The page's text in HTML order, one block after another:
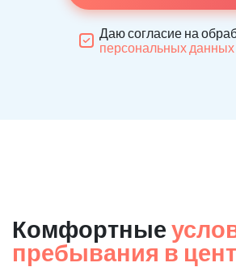
Даю согласие на
персональных данных
Комфортные
пребывания в